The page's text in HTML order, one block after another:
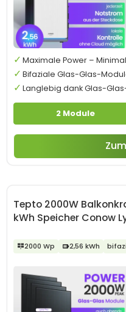
2 Module
Maximale Power –
Bifaziale Glas-Glas-
Langlebig dank Glas-
Tepto 2000W
kWh Speicher Conow
2000 Wp 2,56 kWh